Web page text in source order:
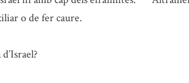
o de fer caure.